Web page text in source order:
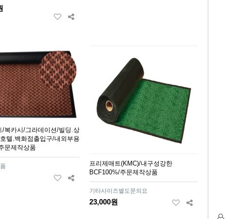
/복카시/그라데이션/빌딩.상
텔.백화점출입구/내외부용
문제작상품
프리제매트(KMC)/내구성강한
BCF100%/주문제작상품
기타사이즈별도문의요
23,000원